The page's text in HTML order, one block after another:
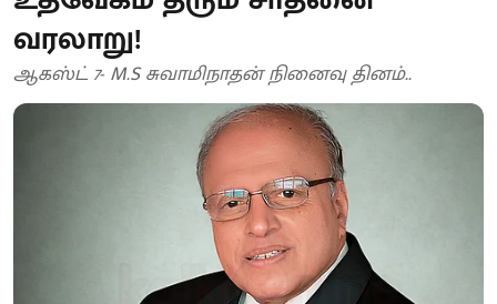
வரலாறு!
ஆகஸ்ட் 7- M.S சுவாமிநாதன் நினைவு தினம்..